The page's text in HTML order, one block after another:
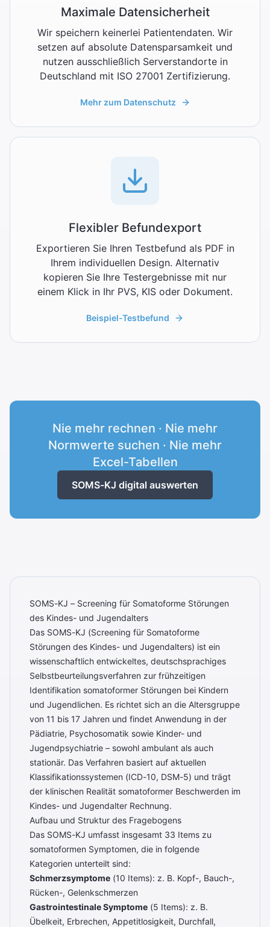
Maximale Datensicherheit
Wir speichern keinerlei Patientendaten. Wir
setzen auf absolute Datensparsamkeit und
nutzen ausschließlich Serverstandorte in
Deutschland mit ISO 27001 Zertifizierung.
Mehr zum Datenschutz
Flexibler Befundexport
Exportieren Sie Ihren Testbefund als PDF in
Ihrem individuellen Design. Alternativ
kopieren Sie Ihre Testergebnisse mit nur
einem Klick in Ihr PVS, KIS oder Dokument.
Beispiel-Testbefund
Nie mehr rechnen · Nie mehr
Normwerte suchen · Nie mehr
Excel-Tabellen
SOMS-KJ digital auswerten
SOMS-KJ – Screening für Somatoforme Störungen
des Kindes- und Jugendalters
Das SOMS-KJ (Screening für Somatoforme
Störungen des Kindes- und Jugendalters) ist ein
wissenschaftlich entwickeltes, deutschsprachiges
Selbstbeurteilungsverfahren zur frühzeitigen
Identifikation somatoformer Störungen bei Kindern
und Jugendlichen. Es richtet sich an die Altersgruppe
von 11 bis 17 Jahren und findet Anwendung in der
Pädiatrie, Psychosomatik sowie Kinder- und
Jugendpsychiatrie – sowohl ambulant als auch
stationär. Das Verfahren basiert auf aktuellen
Klassifikationssystemen (ICD-10, DSM-5) und trägt
der klinischen Realität somatoformer Beschwerden im
Kindes- und Jugendalter Rechnung.
Aufbau und Struktur des Fragebogens
Das SOMS-KJ umfasst insgesamt 33 Items zu
somatoformen Symptomen, die in folgende
Kategorien unterteilt sind:
Schmerzsymptome (10 Items): z. B. Kopf-, Bauch-,
Rücken-, Gelenkschmerzen
Gastrointestinale Symptome (5 Items): z. B.
Übelkeit, Erbrechen, Appetitlosigkeit, Durchfall,